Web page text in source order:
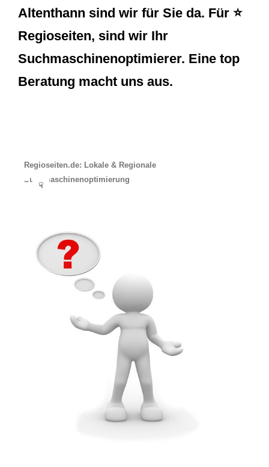
Altenthann sind wir für Sie da. Für ⭐
Regioseiten, sind wir Ihr
Suchmaschinenoptimierer. Eine top
Beratung macht uns aus.
Regioseiten.de: Lokale & Regionale
Suchmaschinenoptimierung
☟